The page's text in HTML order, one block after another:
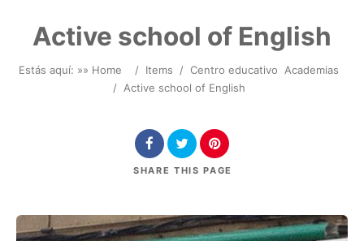
Active school of English
Estás aquí: »» Home / Items / Centro educativo
Academias
/ Active school of English
SHARE THIS PAGE